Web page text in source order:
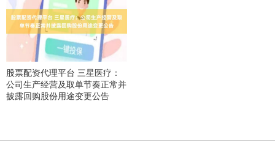
股票配资代理平台 三星医疗：
公司生产经营及取单节奏正常并
披露回购股份用途变更公告